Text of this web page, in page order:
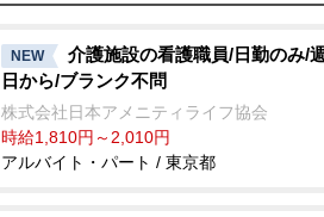
NEW
介護施設の看護職員/日勤のみ/
日から/ブランク不問
株式会社日本アメニティライフ協会
時給1,810円～2,010円
アルバイト・パート / 東京都